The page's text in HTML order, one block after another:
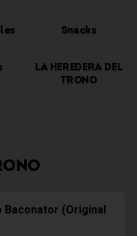
Snacks
LA HEREDERA DEL
TRONO
Baconator (Original